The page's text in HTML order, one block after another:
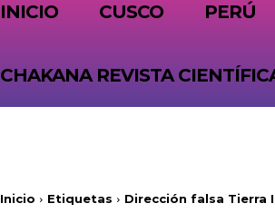
INICIO CUSCO PERÚ
CHAKANA REVISTA
Inicio Etiquetas Dirección falsa Tierra